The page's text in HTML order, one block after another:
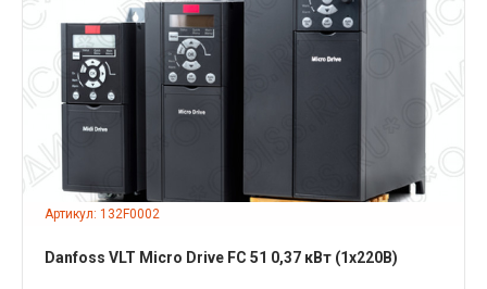
Артикул: 132F0002
ПОДРОБНЕЕ
Danfoss VLT Micro Drive FC 51 0,37 кВт (1x220B)